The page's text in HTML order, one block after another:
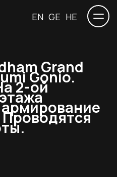
EN GE HE
Grand
Gonio.
2-ой